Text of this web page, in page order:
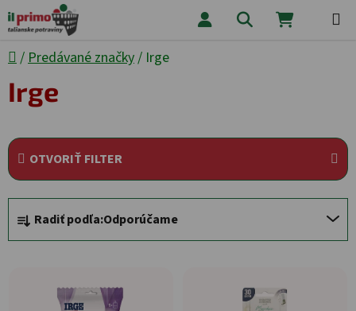
Prejsť na obsah Hľadať
Domov
/ Predávané značky/ Irge
Irge
OTVORIŤ FILTER
Radenie produktov
Radiť podľa:Odporúčame